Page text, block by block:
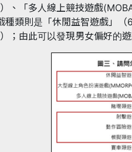
）、「多人線上競技遊戲
種類則是「休閒益智遊戲」（
）；由此可以發現男女偏好的